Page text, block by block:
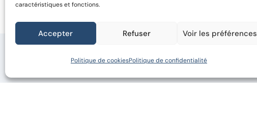
caractéristiques et fonctions.
Accepter Refuser Voir les préférences
Politique de cookiesPolitique de confidentialité